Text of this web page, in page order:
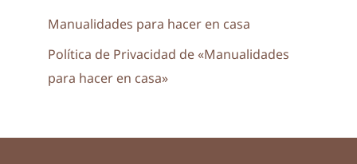
Manualidades para hacer en casa
Política de Privacidad de «Manualidades
para hacer en casa»